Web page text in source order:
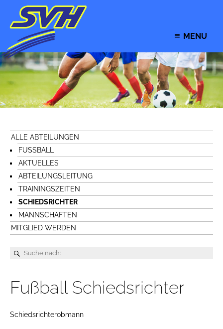
MENU
ALLE ABTEILUNGEN
FUSSBALL
AKTUELLES
ABTEILUNGSLEITUNG
TRAININGSZEITEN
SCHIEDSRICHTER
MANNSCHAFTEN
MITGLIED WERDEN
Fußball Schiedsrichter
Schiedsrichterobmann